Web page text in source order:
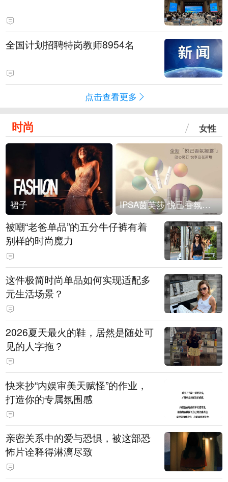
全国计划招聘特岗教师8954名
点击查看更多
时尚 女性
裙子 IPSA茵芙莎 悦己香氛凝露上市
被嘲“老爸单品”的五分牛仔裤有着
别样的时尚魔力
这件极简时尚单品如何实现适配多
元生活场景？
2026夏天最火的鞋，居然是随处可
见的人字拖？
快来抄“内娱审美天赋怪”的作业，
打造你的专属氛围感
亲密关系中的爱与恐惧，被这部恐
怖片诠释得淋漓尽致